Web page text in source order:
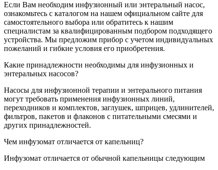
Если Вам необходим инфузионный или энтеральный насос,
ознакомьтесь с каталогом на нашем официальном сайте для
самостоятельного выбора или обратитесь к нашим
специалистам за квалифицированным подбором подходящего
устройства. Мы предложим прибор с учетом индивидуальных
пожеланий и гибкие условия его приобретения.
Какие принадлежности необходимы для инфузионных и
энтеральных насосов?
Насосы для инфузионной терапии и энтерального питания
могут требовать применения инфузионных линий,
переходников и комплектов, заглушек, шприцев, удлинителей,
фильтров, пакетов и флаконов с питательными смесями и
других принадлежностей.
Чем инфузомат отличается от капельниц?
Инфузомат отличается от обычной капельницы следующим